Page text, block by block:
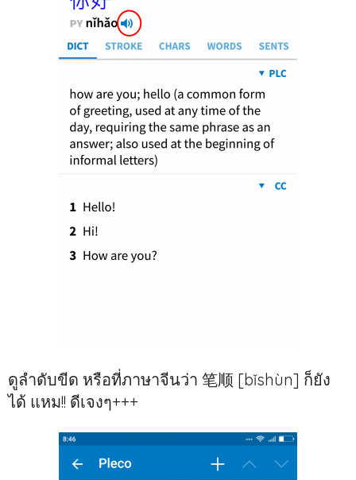
ดูลำดับขีด หรือที่ภาษาจีนว่า 笔顺 [bǐshùn] ก็ยัง
ได้ แหม!! ดีเจงๆ+++